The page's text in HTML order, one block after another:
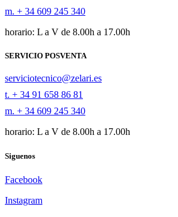
m. + 34 609 245 340
horario: L a V de 8.00h a 17.00h
SERVICIO POSVENTA
serviciotecnico@zelari.es
t. + 34 91 658 86 81
m. + 34 609 245 340
horario: L a V de 8.00h a 17.00h
Siguenos
Facebook
Instagram